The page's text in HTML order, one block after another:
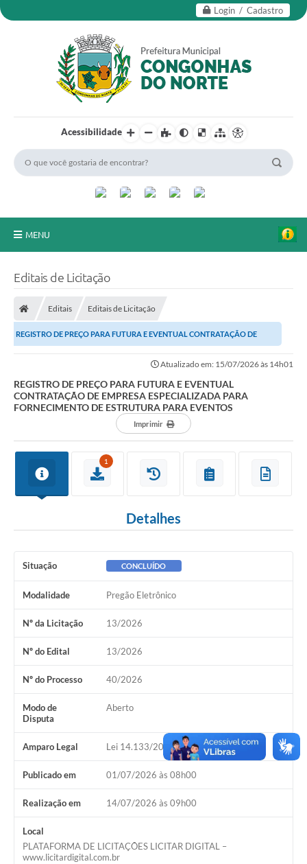
Login / Cadastro
Acessibilidade
MENU
Ouvidoria
Legislação
Carta de Serviços
Telefones Úteis
Contato
Editais de Licitação
Editais Editais de Licitação
REGISTRO DE PREÇO PARA FUTURA E EVENTUAL CONTRATAÇÃO DE
Atualizado em: 15/07/2026 às 14h01
REGISTRO DE PREÇO PARA FUTURA E EVENTUAL
CONTRATAÇÃO DE EMPRESA ESPECIALIZADA PARA
FORNECIMENTO DE ESTRUTURA PARA EVENTOS
Imprimir
1
Detalhes
Situação CONCLUÍDO
Modalidade Pregão Eletrônico
Nº da Licitação 13/2026
Nº do Edital 13/2026
Nº do Processo 40/2026
Modo de
Disputa
Aberto
Amparo Legal Lei 14.133/2021, Art 28, I
Publicado em 01/07/2026 às 08h00
Realização em 14/07/2026 às 09h00
Local
PLATAFORMA DE LICITAÇÕES LICITAR DIGITAL –
www.licitardigital.com.br